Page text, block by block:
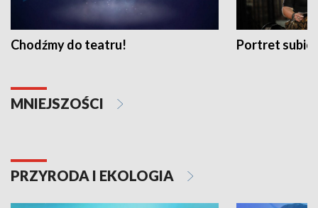
Chodźmy do teatru! Portret
MNIEJSZOŚCI
PRZYRODA I EKOLOGIA